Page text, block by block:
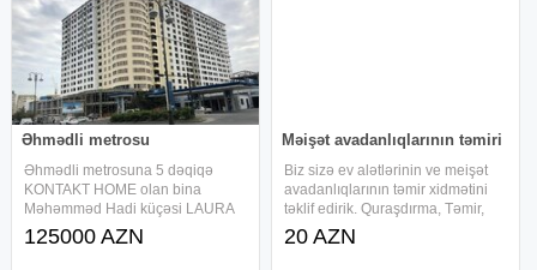
Əhmədli metrosu
Əhmədli metrosuna 5 dəqiqə
KONTAKT HOME olan bina
Məhəmməd Hadi küçəsi LAURA
mtk Mərtəbəsi: 17/2, 65 kv.m, 1
otaq Qaz, su, işıq daimidir Binanın
125000 AZN
Məişət avadanlıqlarının təmiri
Biz sizə ev alətlərinin ve meişət
avadanlıqlarının təmir xidmətini
təklif edirik. Quraşdırma, Təmir,
Diaqnostika. Professional təmir
şirkətin əsas fəaliyyətidir.
20 AZN